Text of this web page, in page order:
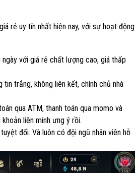
rẻ uy tín nhất hiện nay, với sự hoạt động
với giá rẻ chất lượng cao, giá thấp
trắng, không liên kết, chính chủ nhà
qua ATM, thanh toán qua momo và
liên minh ưng ý rồi.
đối. Và luôn có đội ngũ nhân viên hỗ